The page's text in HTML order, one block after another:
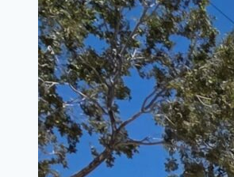
FÚTBOL